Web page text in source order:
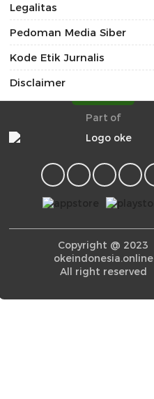
Legalitas
Pedoman Media Siber
Kode Etik Jurnalis
Disclaimer
Part of
Copyright @ 2023
okeindonesia.online
All right reserved